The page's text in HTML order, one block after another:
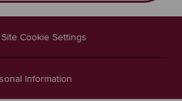
Cookie Settings
Information